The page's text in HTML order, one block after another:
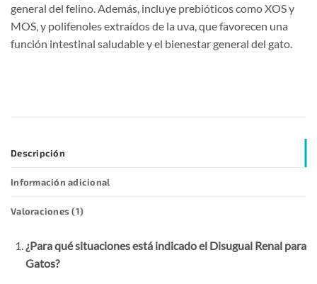
general del felino. Además, incluye prebióticos como XOS y
MOS, y polifenoles extraídos de la uva, que favorecen una
función intestinal saludable y el bienestar general del gato.
Descripción
Información adicional
Valoraciones (1)
¿Para qué situaciones está indicado el Disugual Renal para
Gatos?